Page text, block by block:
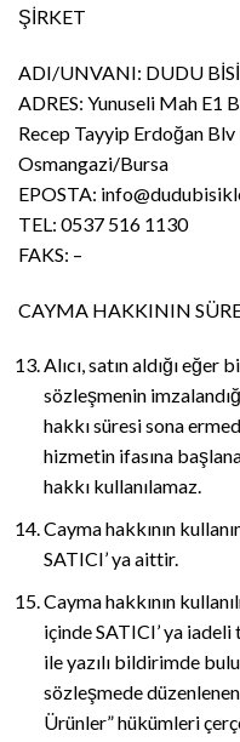
ŞİRKET
ADI/UNVANI: DUDU
ADRES: Yunuseli Mah E1
Recep Tayyip Erdoğan
Osmangazi/Bursa
EPOSTA:
TEL: 0537 516 1130
FAKS: –
CAYMA HAKKININ
Alıcı, satın aldığı
sözleşmenin
hakkı süresi sona
hizmetin ifasına
hakkı kullanılamaz.
Cayma hakkının
SATICI’ ya aittir.
Cayma hakkının
içinde SATICI’ ya
ile yazılı bildirimde
sözleşmede
Ürünler” hükümleri